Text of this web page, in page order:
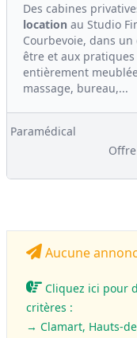
Des cabines
location au Studio
Courbevoie, dans
être et aux
entièrement
massage, bureau,...
Paramédical
Aucune
Cliquez ici pour
critères :
→ Clamart, Hauts-